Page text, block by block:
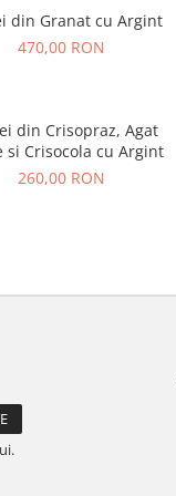
din Granat cu Argint
470,00 RON
din Crisopraz, Agat
si Crisocola cu Argint
260,00 RON